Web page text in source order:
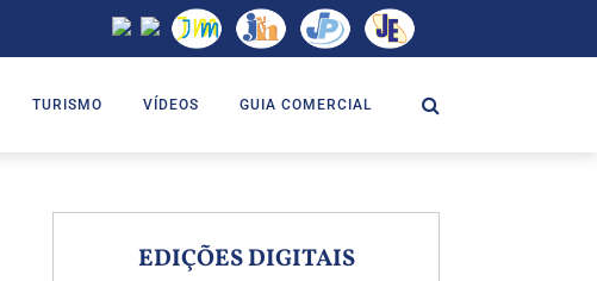
TURISMO VÍDEOS GUIA COMERCIAL
EDIÇÕES DIGITAIS